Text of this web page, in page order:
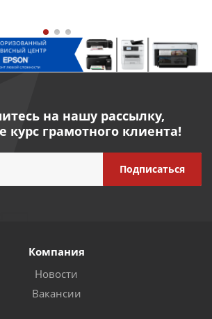
на нашу рассылку,
курс грамотного клиента!
Компания
Новости
Вакансии